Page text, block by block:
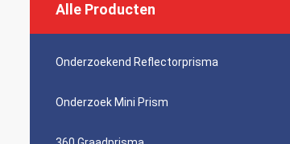
Alle Producten
Onderzoekend Reflectorprisma
Onderzoek Mini Prism